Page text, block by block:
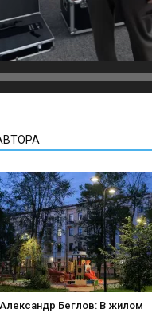
Александр Беглов: В жилом